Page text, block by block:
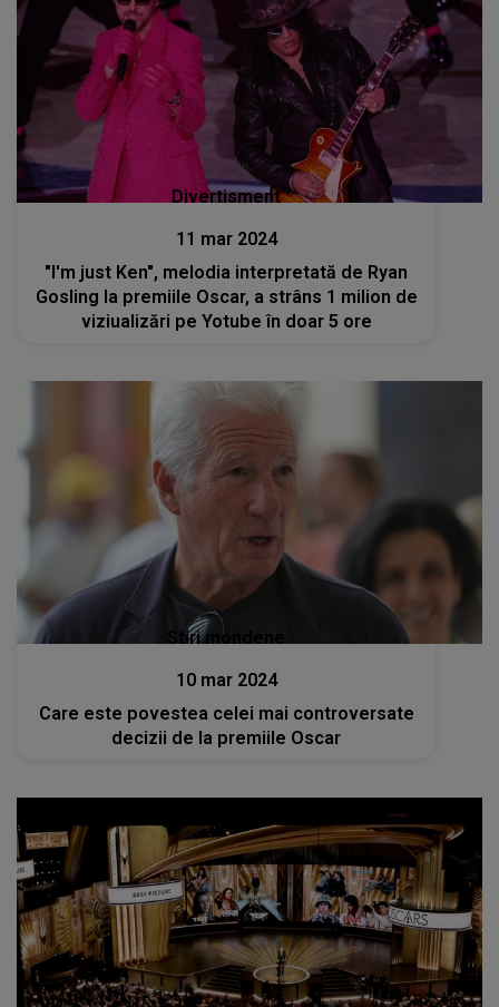
Divertisment
11 mar 2024
"I'm just Ken", melodia interpretată de Ryan
Gosling la premiile Oscar, a strâns 1 milion de
viziualizări pe Yotube în doar 5 ore
Stiri mondene
10 mar 2024
Care este povestea celei mai controversate
decizii de la premiile Oscar